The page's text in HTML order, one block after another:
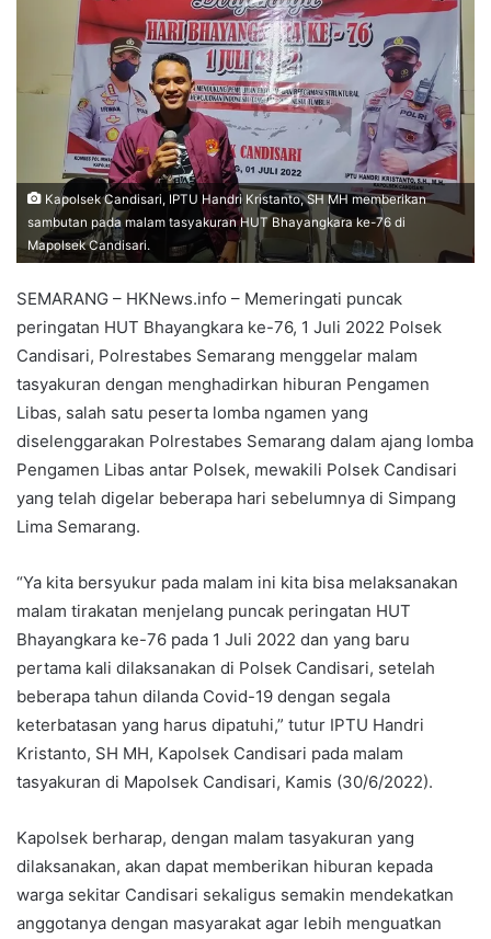
Kapolsek Candisari, IPTU Handri Kristanto, SH MH memberikan
sambutan pada malam tasyakuran HUT Bhayangkara ke-76 di
Mapolsek Candisari.
SEMARANG – HKNews.info – Memeringati puncak
peringatan HUT Bhayangkara ke-76, 1 Juli 2022 Polsek
Candisari, Polrestabes Semarang menggelar malam
tasyakuran dengan menghadirkan hiburan Pengamen
Libas, salah satu peserta lomba ngamen yang
diselenggarakan Polrestabes Semarang dalam ajang lomba
Pengamen Libas antar Polsek, mewakili Polsek Candisari
yang telah digelar beberapa hari sebelumnya di Simpang
Lima Semarang.
“Ya kita bersyukur pada malam ini kita bisa melaksanakan
malam tirakatan menjelang puncak peringatan HUT
Bhayangkara ke-76 pada 1 Juli 2022 dan yang baru
pertama kali dilaksanakan di Polsek Candisari, setelah
beberapa tahun dilanda Covid-19 dengan segala
keterbatasan yang harus dipatuhi,” tutur IPTU Handri
Kristanto, SH MH, Kapolsek Candisari pada malam
tasyakuran di Mapolsek Candisari, Kamis (30/6/2022).
Kapolsek berharap, dengan malam tasyakuran yang
dilaksanakan, akan dapat memberikan hiburan kepada
warga sekitar Candisari sekaligus semakin mendekatkan
anggotanya dengan masyarakat agar lebih menguatkan